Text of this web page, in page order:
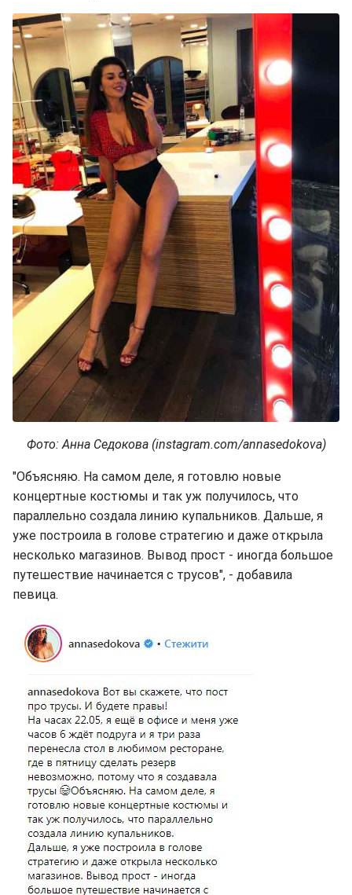
Фото: Анна Седокова (instagram.com/annasedokova)
"Объясняю. На самом деле, я готовлю новые
концертные костюмы и так уж получилось, что
параллельно создала линию купальников. Дальше, я
уже построила в голове стратегию и даже открыла
несколько магазинов. Вывод прост - иногда большое
путешествие начинается с трусов", - добавила
певица.